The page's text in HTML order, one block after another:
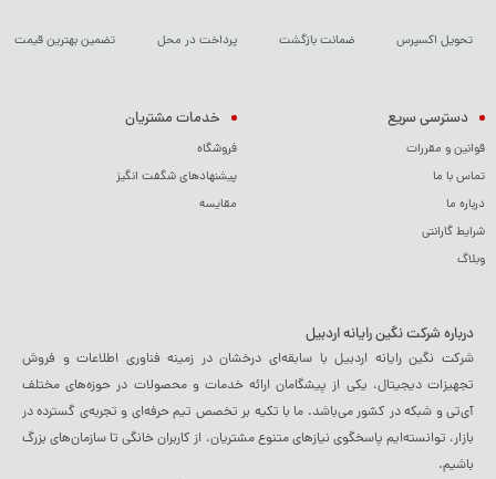
تحویل اکسپرس ضمانت بازگشت پرداخت در محل تضمین بهترین قیمت
دسترسی سریع
قوانین و مقررات
تماس با ما
درباره ما
شرایط گارانتی
وبلاگ
خدمات مشتریان
فروشگاه
پیشنهادهای شگفت انگیز
مقایسه
درباره شرکت نگین رایانه اردبیل
شرکت نگین رایانه اردبیل با سابقه‌ای درخشان در زمینه فناوری اطلاعات و فروش
تجهیزات دیجیتال، یکی از پیشگامان ارائه خدمات و محصولات در حوزه‌های مختلف
آی‌تی و شبکه در کشور می‌باشد. ما با تکیه بر تخصص تیم حرفه‌ای و تجربه‌ی گسترده در
بازار، توانسته‌ایم پاسخگوی نیازهای متنوع مشتریان، از کاربران خانگی تا سازمان‌های بزرگ
باشیم.